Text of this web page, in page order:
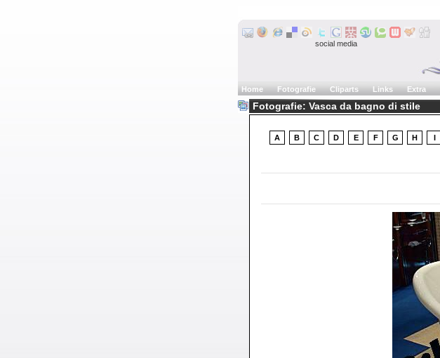
social media
Home Fotografie Cliparts Links Extra
Fotografie: Vasca da bagno di stile
A B C D E F G H I